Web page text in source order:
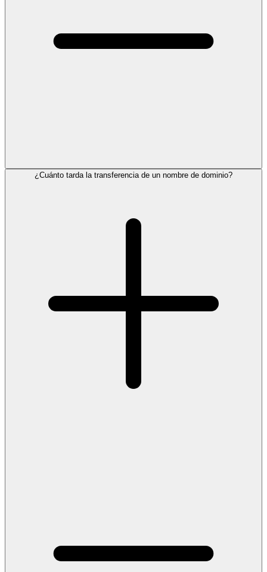
¿Cuánto tarda la transferencia de un nombre de dominio?